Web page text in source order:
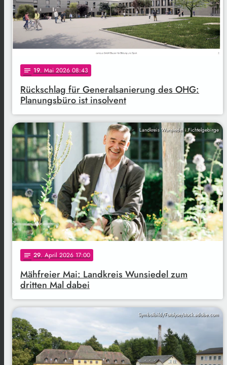
notes 19. Mai 2026 08:43
Rückschlag für Generalsanierung des OHG:
Planungsbüro ist insolvent
Landkreis Wunsiedel i.Fichtelgebirge
notes 29. April 2026 17:00
Mähfreier Mai: Landkreis Wunsiedel zum
dritten Mal dabei
Symbolbild/Fotolyse/stock.adobe.com